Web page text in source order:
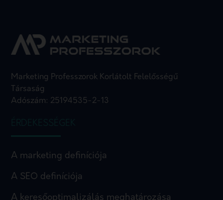
Marketing Professzorok Korlátolt Felelősségű
Társaság
Adószám: 25194535-2-13
ÉRDEKESSÉGEK
A marketing definíciója
A SEO definíciója
A keresőoptimalizálás meghatározása